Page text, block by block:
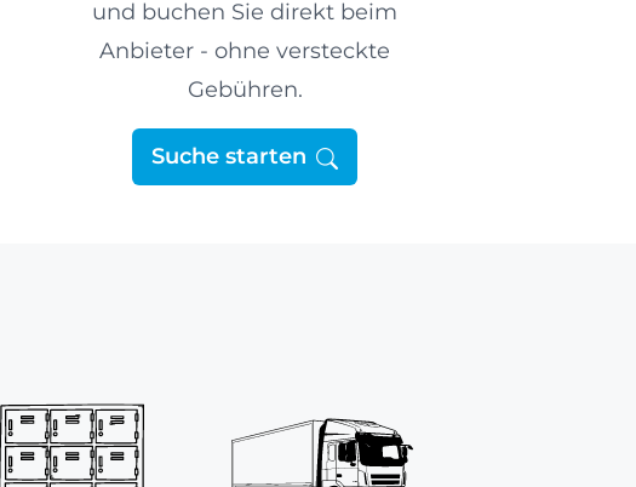
und buchen Sie direkt beim
Anbieter - ohne versteckte
Gebühren.
Suche starten